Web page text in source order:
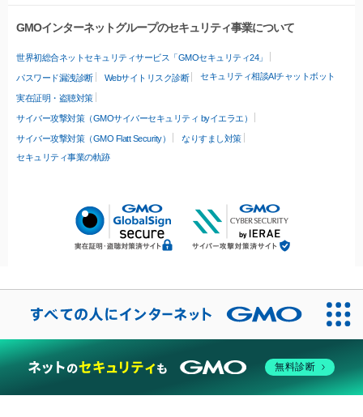
GMOインターネットグループのセキュリティ事業について
世界初総合ネットセキュリティサービス「GMOセキュリティ24」
パスワード漏洩診断 Webサイトリスク診断 セキュリティ相談AIチャットボット
実在証明・盗聴対策
サイバー攻撃対策（GMOサイバーセキュリティ byイエラエ）
サイバー攻撃対策（GMO Flatt Security）
なりすまし対策
セキュリティ事業の軌跡
無料診断